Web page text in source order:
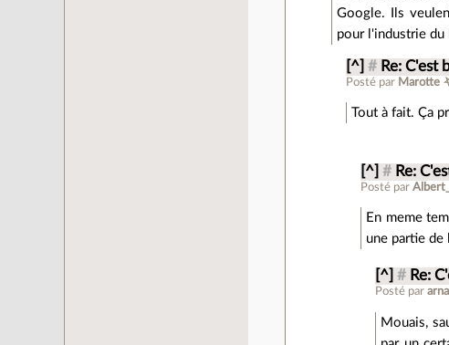
Google. Ils
pour l'industrie du
[^] # Re: C'est
Posté par Marotte
Tout à fait. Ça
[^] # Re:
Posté parAlbert_
En meme
une partie de
[^] # Re:
Posté par
Mouais,